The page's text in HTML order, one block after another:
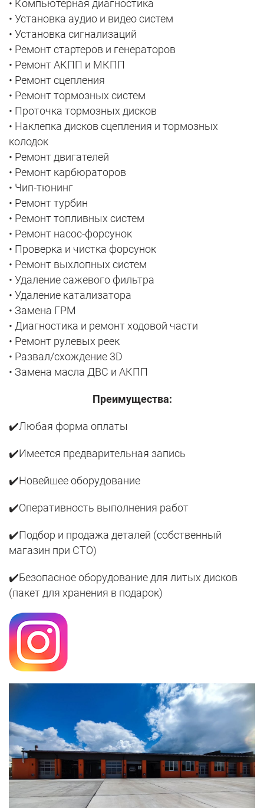
• Компьютерная диагностика
• Установка аудио и видео систем
• Установка сигнализаций
• Ремонт стартеров и генераторов
• Ремонт АКПП и МКПП
• Ремонт сцепления
• Ремонт тормозных систем
• Проточка тормозных дисков
• Наклепка дисков сцепления и тормозных
колодок
• Ремонт двигателей
• Ремонт карбюраторов
• Чип-тюнинг
• Ремонт турбин
• Ремонт топливных систем
• Ремонт насос-форсунок
• Проверка и чистка форсунок
• Ремонт выхлопных систем
• Удаление сажевого фильтра
• Удаление катализатора
• Замена ГРМ
• Диагностика и ремонт ходовой части
• Ремонт рулевых реек
• Развал/схождение 3D
• Замена масла ДВС и АКПП
Преимущества:
✔️Любая форма оплаты
✔️Имеется предварительная запись
✔️Новейшее оборудование
✔️Оперативность выполнения работ
✔️Подбор и продажа деталей (собственный
магазин при СТО)
✔️Безопасное оборудование для литых дисков
(пакет для хранения в подарок)